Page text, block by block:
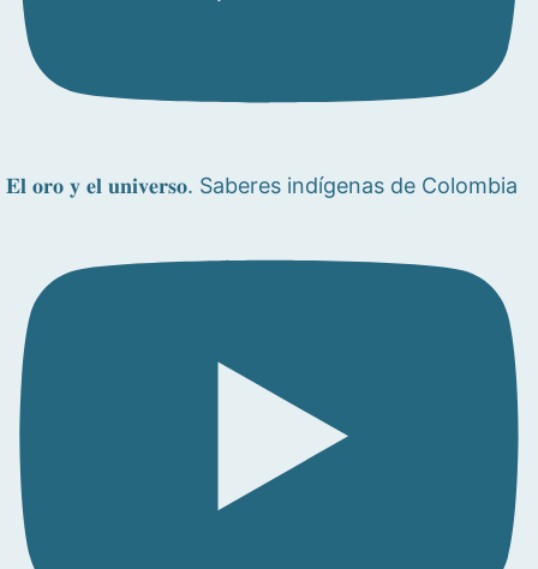
𝐄𝐥 𝐨𝐫𝐨 𝐲 𝐞𝐥 𝐮𝐧𝐢𝐯𝐞𝐫𝐬𝐨. Saberes indígenas de Colombia